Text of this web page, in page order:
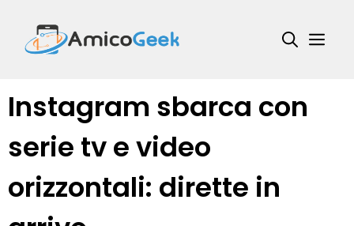
contenuto
Instagram sbarca con
serie tv e video
orizzontali: dirette in